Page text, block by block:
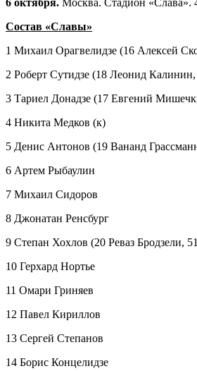
Состав «Славы»
1 Михаил Орагвелидзе (16 Алексей
2 Роберт Сутидзе (18 Леонид
3 Тариел Донадзе (17 Евгений
4 Никита Медков (к)
5 Денис Антонов (19 Вананд
6 Артем Рыбаулин
7 Михаил Сидоров
8 Джонатан Ренсбург
9 Степан Хохлов (20 Реваз Бродзели,
10 Герхард Нортье
11 Омари Гриняев
12 Павел Кириллов
13 Сергей Степанов
14 Борис Концелидзе